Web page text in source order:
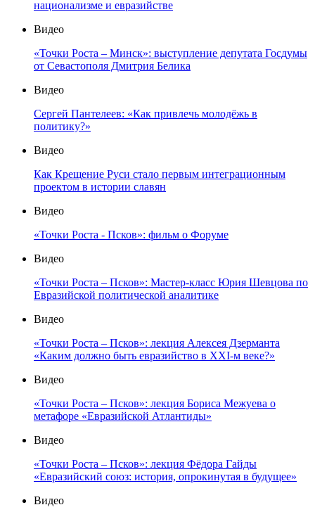
национализме и евразийстве
Видео
«Точки Роста – Минск»: выступление депутата Госдумы
от Севастополя Дмитрия Белика
Видео
Сергей Пантелеев: «Как привлечь молодёжь в
политику?»
Видео
Как Крещение Руси стало первым интеграционным
проектом в истории славян
Видео
«Точки Роста - Псков»: фильм о Форуме
Видео
«Точки Роста – Псков»: Мастер-класс Юрия Шевцова по
Евразийской политической аналитике
Видео
«Точки Роста – Псков»: лекция Алексея Дзерманта
«Каким должно быть евразийство в XXI-м веке?»
Видео
«Точки Роста – Псков»: лекция Бориса Межуева о
метафоре «Евразийской Атлантиды»
Видео
«Точки Роста – Псков»: лекция Фёдора Гайды
«Евразийский союз: история, опрокинутая в будущее»
Видео